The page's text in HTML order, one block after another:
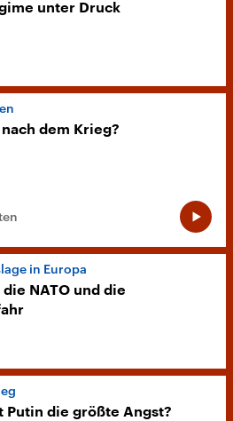
unter Druck
dem Krieg?
in Europa
die NATO und die
Putin die größte Angst?